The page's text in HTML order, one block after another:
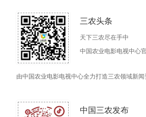
三农头条
天下三农尽在手中
中国农业电影电视中心
由中国农业电影电视中心全力打造三农领域新
中国三农发布